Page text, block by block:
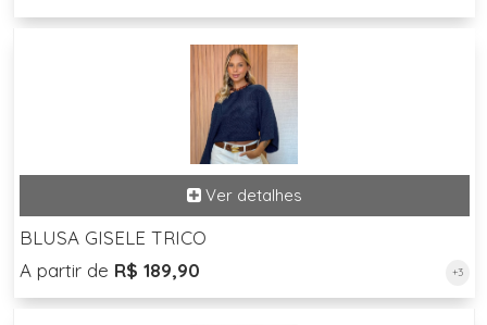
BLUSA GISELE TRICO
A partir de R$ 189,90 +3